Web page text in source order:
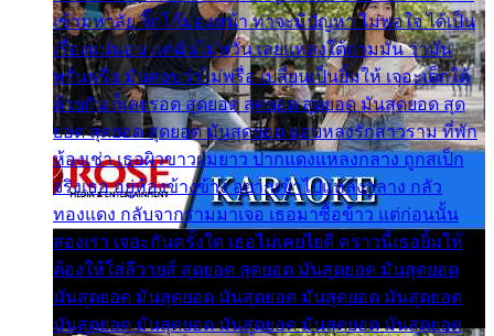
เข้ามหาลัย จิ๊กโก๊มองหน้า ท่าจะมีปัญหา ไม่พอใจ ได้เป็น
เรื่องแน่นอน แต่ฉันไม่หวั่น เลยแหลงใต้ถามมัน ว่ามัน
พรั่นพรือ มันตอบว่าไม่พรื่อ เปลี่ยนเป็นยิ้มให้ เจอะเด็กใต้
ด้วยกัน ก็เลยรอด สุดยอด สุดยอด สุดยอด มันสุดยอด สุด
ยอด สุดยอด สุดยอด มันสุดยอด แอบหลงรักสาวราม ที่พัก
ห้องเช่า เธอผิวขาวผมยาว ปากแดงแหลงกลาง ถูกสเป็ก
จริงเธอ อยู่ห้องข้างข้าง อยากเข้าไปแหลงกลาง กลัว
ทองแดง กลับจากรามมาเจอ เธอมาซื้อข้าว แต่ก่อนนั้น
สองเรา เจอะกันครั้งใด เธอไม่เคยไยดี คราวนี้เธอยิ้มให้
ต้องให้ใส่ลีวายส์ สุดยอด สุดยอด มันสุดยอด มันสุดยอด
มันสุดยอด มันสุดยอด มันสุดยอด มันสุดยอด มันสุดยอด
มันสุดยอด มันสุดยอด มันสุดยอด มันสุดยอด มันสุดยอด